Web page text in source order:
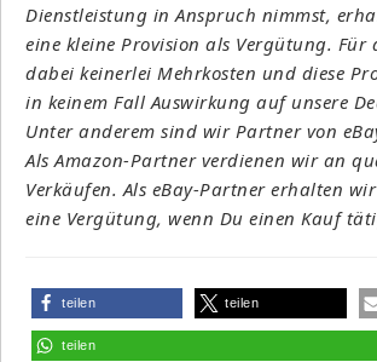
Dienstleistung in Anspruch nimmst,
eine kleine Provision als Vergütung. Für
dabei keinerlei Mehrkosten und diese
in keinem Fall Auswirkung auf unsere
Unter anderem sind wir Partner von
Als Amazon-Partner verdienen wir an
Verkäufen. Als eBay-Partner erhalten
eine Vergütung, wenn Du einen Kauf
teilen teilen
teilen